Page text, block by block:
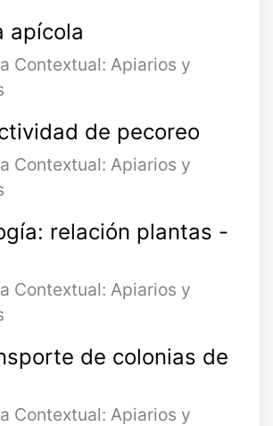
apícola
Contextual: Apiarios y
de pecoreo
Contextual: Apiarios y
relación plantas -
Contextual: Apiarios y
de colonias de
Contextual: Apiarios y